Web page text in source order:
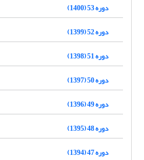
دوره 53 (1400)
دوره 52 (1399)
دوره 51 (1398)
دوره 50 (1397)
دوره 49 (1396)
دوره 48 (1395)
دوره 47 (1394)